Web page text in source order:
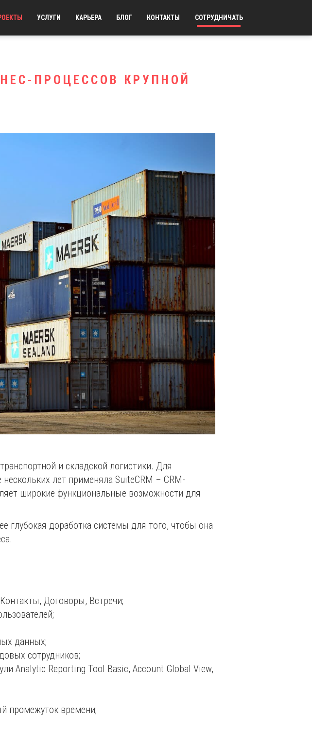
УСЛУГИ КАРЬЕРА БЛОГ КОНТАКТЫ СОТРУДНИЧАТЬ
ПРОЦЕССОВ КРУПНОЙ
и складской логистики. Для
лет применяла SuiteCRM – CRM-
широкие функциональные возможности для
глубокая доработка системы для того, чтобы она
Договоры, Встречи;
данных;
сотрудников;
Analytic Reporting Tool Basic, Account Global View,
промежуток времени;